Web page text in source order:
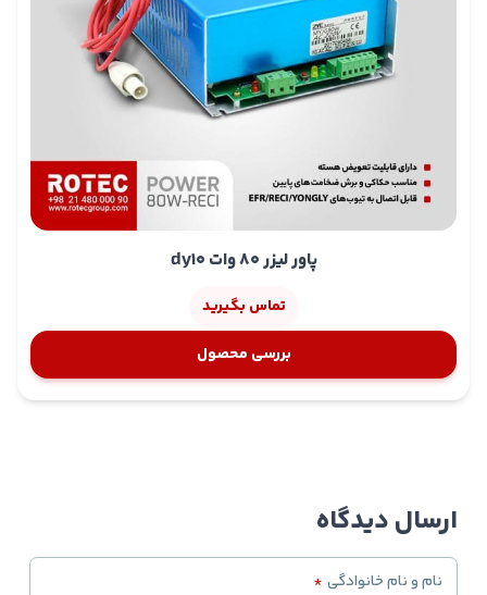
پاور لیزر 80 وات dy10
تماس بگیرید
بررسی محصول
ارسال دیدگاه
نام و نام خانوادگی *